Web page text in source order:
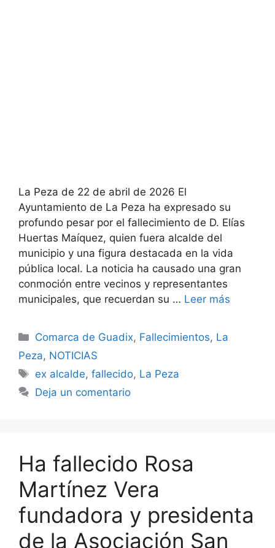
La Peza de 22 de abril de 2026 El
Ayuntamiento de La Peza ha expresado su
profundo pesar por el fallecimiento de D. Elías
Huertas Maíquez, quien fuera alcalde del
municipio y una figura destacada en la vida
pública local. La noticia ha causado una gran
conmoción entre vecinos y representantes
municipales, que recuerdan su … Leer más
Categorías
Comarca de Guadix, Fallecimientos, La
Peza, NOTICIAS
Etiquetas
ex alcalde,fallecido, La Peza
Deja un comentario
Ha fallecido Rosa
Martínez Vera
fundadora y presidenta
de la Asociación San